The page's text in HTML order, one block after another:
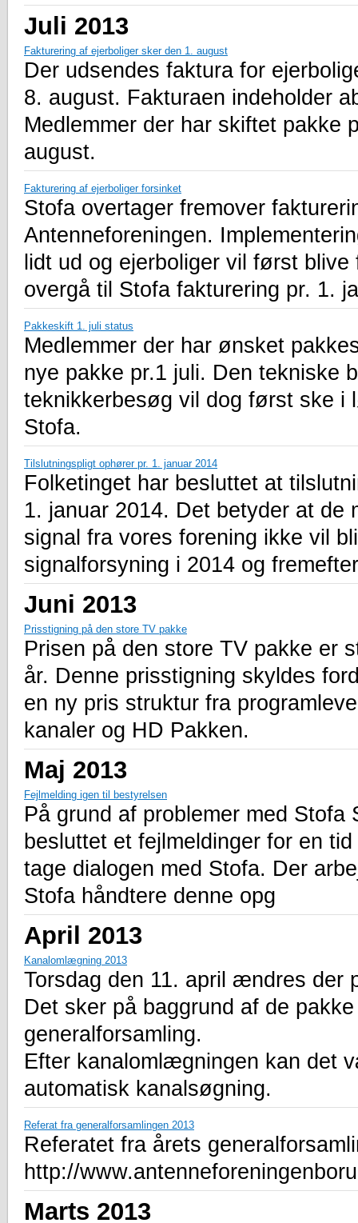
Juli 2013
Fakturering af ejerboliger sker den 1. august
Der udsendes faktura for
8. august. Fakturaen indeholder
Medlemmer der har skiftet pakke
august.
Fakturering af ejerboliger forsinket
Stofa overtager fremover
Antenneforeningen.
lidt ud og ejerboliger vil først
overgå til Stofa fakturering pr. 1.
Pakkeskift 1. juli status
Medlemmer der har ønsket
nye pakke pr.1 juli. Den tekniske
teknikkerbesøg vil dog først ske i
Stofa.
Tilslutningspligt ophører pr. 1. januar 2014
Folketinget har besluttet at
1. januar 2014. Det betyder at de
signal fra vores forening ikke vil
signalforsyning i 2014 og
Juni 2013
Prisstigning på den store TV pakke
Prisen på den store TV pakke er
år. Denne prisstigning skyldes
en ny pris struktur fra
kanaler og HD Pakken.
Maj 2013
Fejlmelding igen til bestyrelsen
På grund af problemer med
besluttet et fejlmeldinger for en
tage dialogen med Stofa. Der
Stofa håndtere denne opg
April 2013
Kanalomlægning 2013
Torsdag den 11. april ændres der
Det sker på baggrund af de
generalforsamling.
Efter kanalomlægningen kan det
automatisk kanalsøgning.
Referat fra generalforsamlingen 2013
Referatet fra årets
http://
Marts 2013